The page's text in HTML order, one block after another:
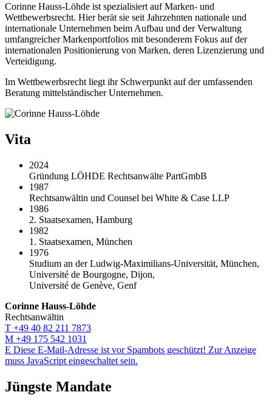
Corinne Hauss-Löhde ist spezialisiert auf Marken- und
Wettbewerbsrecht. Hier berät sie seit Jahrzehnten nationale und
internationale Unternehmen beim Aufbau und der Verwaltung
umfangreicher Markenportfolios mit besonderem Fokus auf der
internationalen Positionierung von Marken, deren Lizenzierung und
Verteidigung.
Im Wettbewerbsrecht liegt ihr Schwerpunkt auf der umfassenden
Beratung mittelständischer Unternehmen.
Vita
2024
Gründung LÖHDE Rechtsanwälte PartGmbB
1987
Rechtsanwältin und Counsel bei White & Case LLP
1986
2. Staatsexamen, Hamburg
1982
1. Staatsexamen, München
1976
Studium an der Ludwig-Maximilians-Universität, München,
Université de Bourgogne, Dijon,
Université de Genève, Genf
Corinne Hauss-Löhde
Rechtsanwältin
T +49 40 82 211 7873
M +49 175 542 1031
E Diese E-Mail-Adresse ist vor Spambots geschützt! Zur Anzeige
muss JavaScript eingeschaltet sein.
Jüngste Mandate